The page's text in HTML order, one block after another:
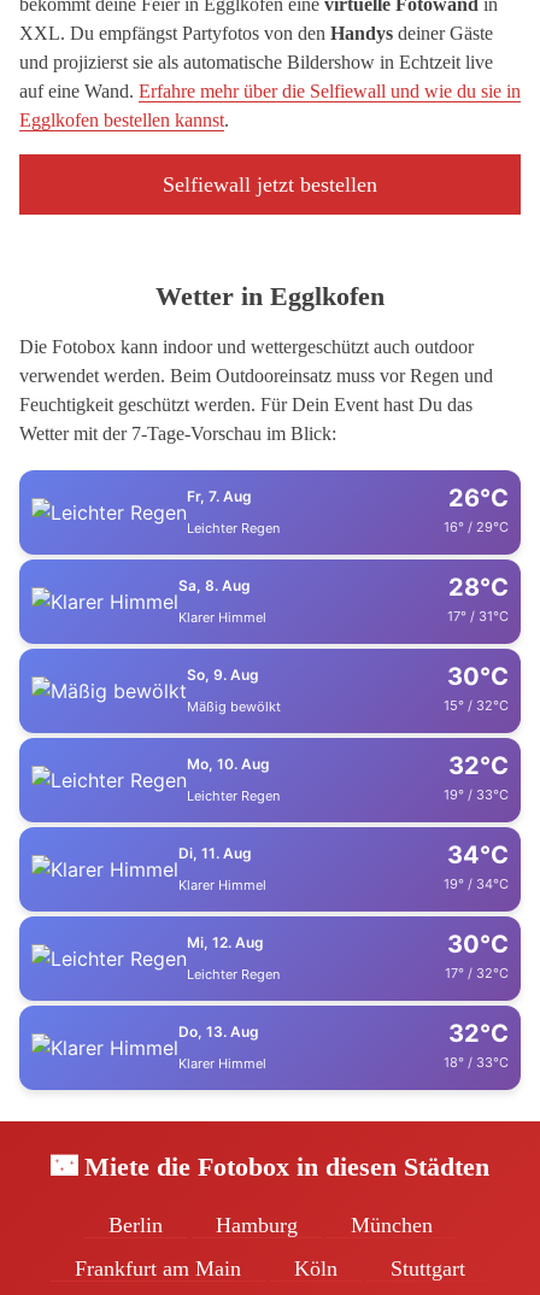
bekommt deine Feier in Egglkofen eine virtuelle Fotowand in
XXL. Du empfängst Partyfotos von den Handys deiner Gäste
und projizierst sie als automatische Bildershow in Echtzeit live
auf eine Wand. Erfahre mehr über die Selfiewall und wie du sie in
Egglkofen bestellen kannst.
Selfiewall jetzt bestellen
Wetter in Egglkofen
Die Fotobox kann indoor und wettergeschützt auch outdoor
verwendet werden. Beim Outdooreinsatz muss vor Regen und
Feuchtigkeit geschützt werden. Für Dein Event hast Du das
Wetter mit der 7-Tage-Vorschau im Blick:
Fr, 7. Aug
Leichter Regen
26°C
16° / 29°C
Sa, 8. Aug
Klarer Himmel
28°C
17° / 31°C
So, 9. Aug
Mäßig bewölkt
30°C
15° / 32°C
Mo, 10. Aug
Leichter Regen
32°C
19° / 33°C
Di, 11. Aug
Klarer Himmel
34°C
19° / 34°C
Mi, 12. Aug
Leichter Regen
30°C
17° / 32°C
Do, 13. Aug
Klarer Himmel
32°C
18° / 33°C
🌃 Miete die Fotobox in diesen Städten
Berlin Hamburg
München
Frankfurt am Main
Köln Stuttgart